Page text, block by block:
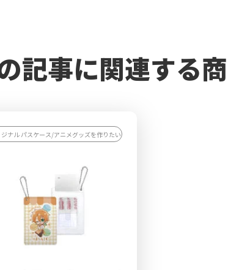
記事に関連する
ナル パスケース/アニメグッズを作りたい/スポーツチーム応援グッズを作り